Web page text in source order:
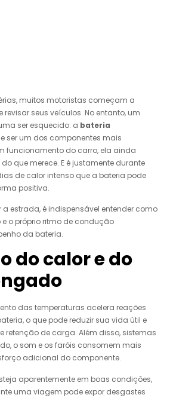
muitos motoristas começam a
seus veículos. No entanto, um
ser esquecido: a bateria
ser um dos componentes mais
funcionamento do carro, ela ainda
que merece. E é justamente durante
de calor intenso que a bateria pode
positiva.
a estrada, é indispensável entender como
e o próprio ritmo de condução
da bateria.
do calor e do
das temperaturas acelera reações
o que pode reduzir sua vida útil e
de carga. Além disso, sistemas
o som e os faróis consomem mais
adicional do componente.
aparentemente em boas condições,
uma viagem pode expor desgastes